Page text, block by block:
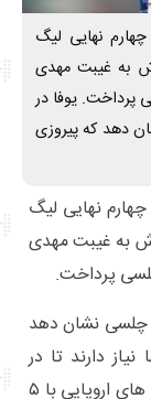
نهایی لیگ
به غیبت مهدی
پرداخت. یوفا در
دهد که پیروزی
نهایی لیگ
به غیبت مهدی
پرداخت.
چلسی نشان دهد
دارند تا در
بهترین گلزن تیم در رقابت های اروپایی با ۵